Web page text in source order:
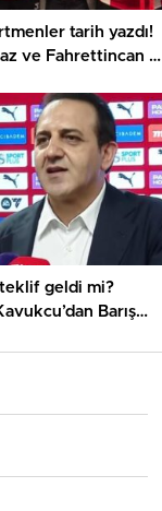
tarih yazdı!
ve Fahrettincan Er
geldi mi?
Barış